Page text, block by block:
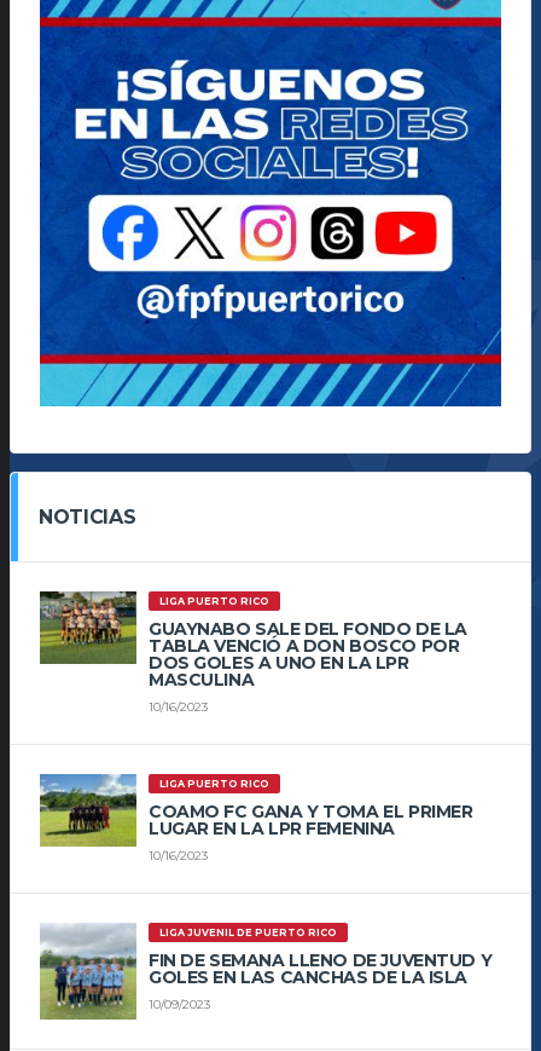
NOTICIAS
LIGA PUERTO RICO
GUAYNABO SALE DEL FONDO DE LA
TABLA VENCIÓ A DON BOSCO POR
DOS GOLES A UNO EN LA LPR
MASCULINA
10/16/2023
LIGA PUERTO RICO
COAMO FC GANA Y TOMA EL PRIMER
LUGAR EN LA LPR FEMENINA
10/16/2023
LIGA JUVENIL DE PUERTO RICO
FIN DE SEMANA LLENO DE JUVENTUD Y
GOLES EN LAS CANCHAS DE LA ISLA
10/09/2023